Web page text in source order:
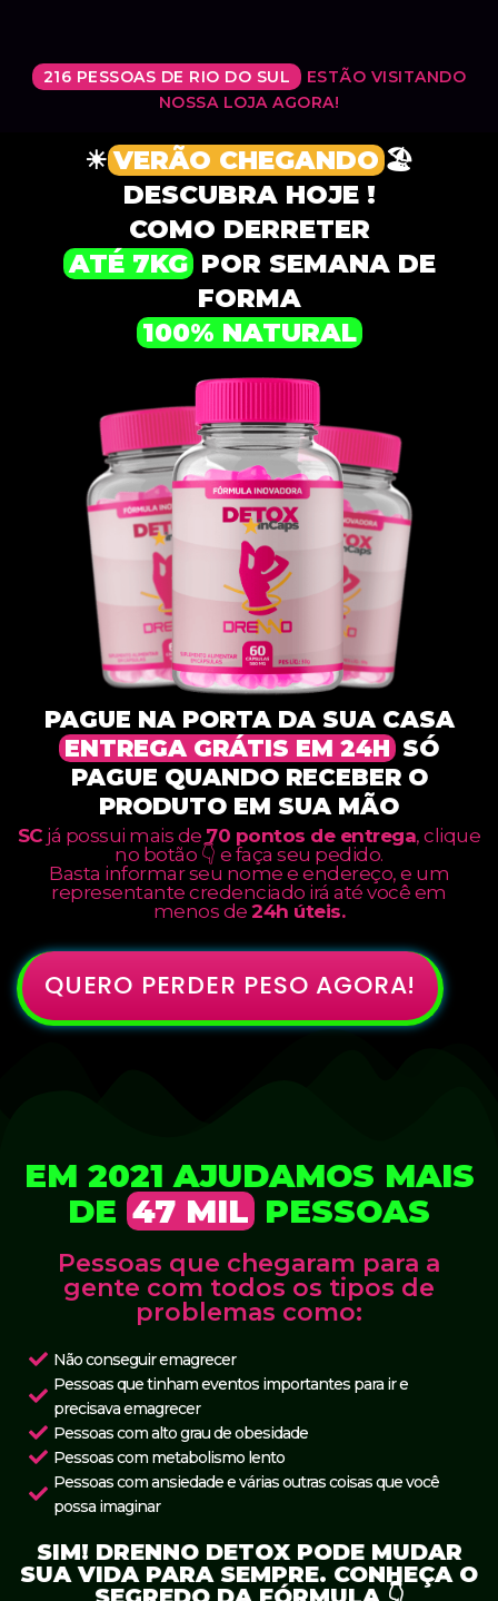
216 PESSOAS DE RIO DO SUL
ESTÃO VISITANDO
NOSSA LOJA AGORA!
☀ VERÃO CHEGANDO 🏖
DESCUBRA HOJE !
COMO DERRETER
ATÉ 7KGPOR SEMANA DE
FORMA
100% NATURAL
PAGUE NA PORTA DA SUA CASA
ENTREGA GRÁTIS EM 24H SÓ
PAGUE QUANDO RECEBER O
PRODUTO EM SUA MÃO
SC já possui mais de 70 pontos de entrega, clique
no botão 👇 e faça seu pedido.
Basta informar seu nome e endereço, e um
representante credenciado irá até você em
menos de24h úteis.
QUERO PERDER PESO AGORA!
EM 2021 AJUDAMOS MAIS
DE 47 MIL PESSOAS
Pessoas que chegaram para a
gente com todos os tipos de
problemas como:
Não conseguir emagrecer
Pessoas que tinham eventos importantes para ir e
precisava emagrecer
Pessoas com alto grau de obesidade
Pessoas com metabolismo lento
Pessoas com ansiedade e várias outras coisas que você
possa imaginar
SIM! DRENNO DETOX PODE MUDAR
SUA VIDA PARA SEMPRE. CONHEÇA O